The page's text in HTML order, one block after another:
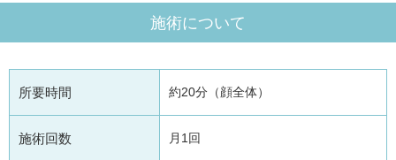
施術について
所要時間 約20分（顔全体）
施術回数 月1回